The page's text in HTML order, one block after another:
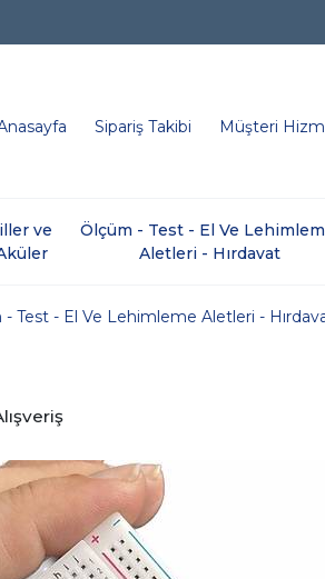
Sipariş Takibi Müşteri
ve
Ölçüm - Test - El Ve
Aletleri - Hırdavat
- Test - El Ve Lehimleme Aletleri -